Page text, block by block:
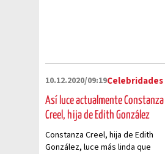
10.12.2020/09:19Celebridades
Así luce actualmente Constanza
Creel, hija de Edith González
Constanza Creel, hija de Edith
González, luce más linda que